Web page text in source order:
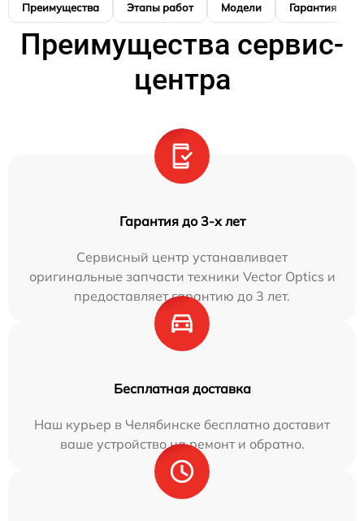
Преимущества Этапы работ Модели Гарантия
Преимущества сервис-
центра
Гарантия до 3-х лет
Сервисный центр устанавливает
оригинальные запчасти техники Vector Optics и
предоставляет гарантию до 3 лет.
Бесплатная доставка
Наш курьер в Челябинске бесплатно доставит
ваше устройство на ремонт и обратно.